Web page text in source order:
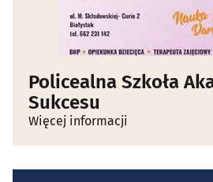
Policealna Szkoła
Sukcesu
Więcej informacji